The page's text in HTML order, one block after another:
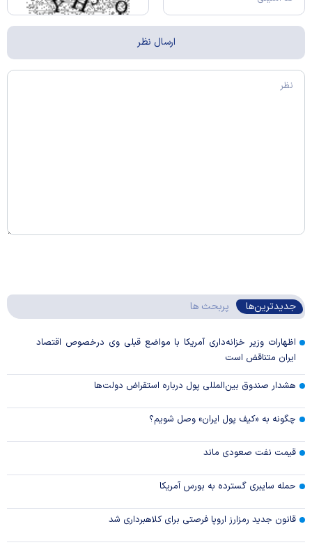
جدیدترین‌ها پربحث ها
اظهارات وزیر خزانه‌داری آمریکا با مواضع قبلی وی درخصوص اقتصاد
ایران متناقض است
هشدار صندوق بین‌المللی پول درباره استقراض دولت‌ها
چگونه به «کیف پول ایران» وصل شویم؟
قیمت نفت صعودی ماند
حمله سایبری گسترده به بورس آمریکا
قانون جدید رمزارز اروپا فرصتی برای کلاهبرداری شد